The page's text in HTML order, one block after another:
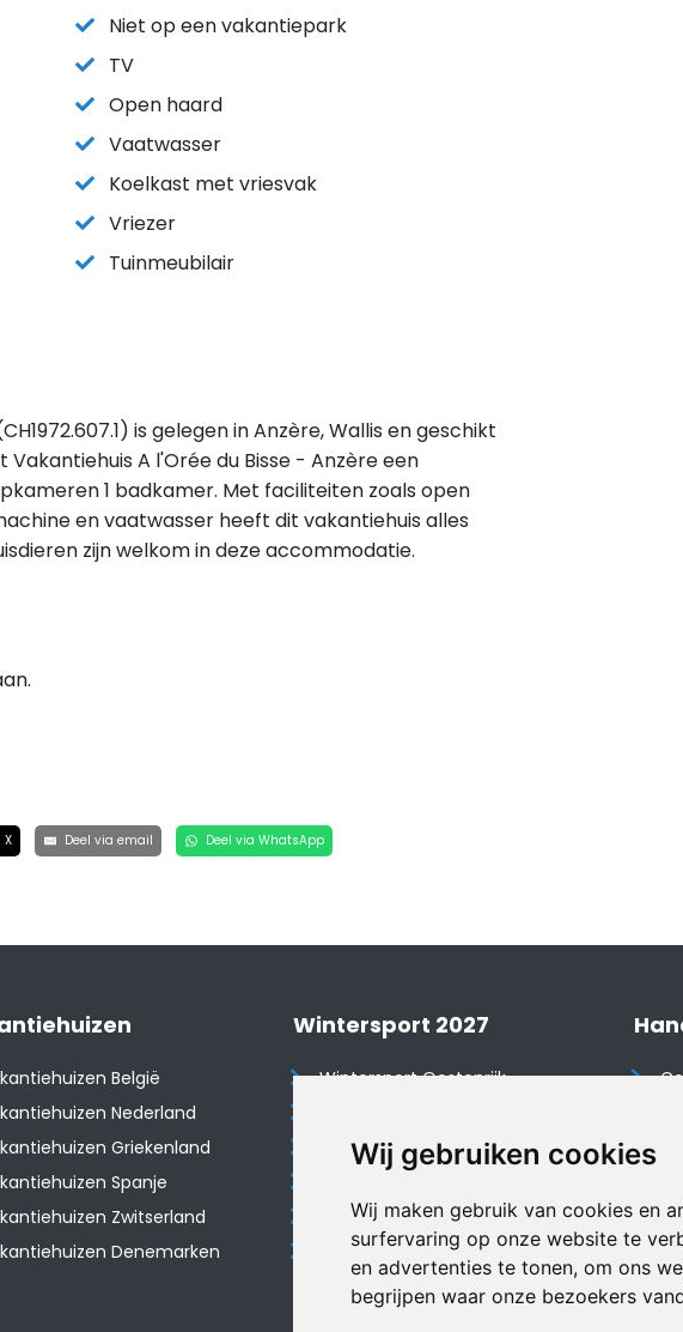
Wij gebruiken cookies
Wij maken gebruik van cookies en
surfervaring op onze website te
en advertenties te tonen, om ons
begrijpen waar onze bezoekers
Niet op een vakantiepark
TV
Open haard
Vaatwasser
Koelkast met vriesvak
Vriezer
Tuinmeubilair
is gelegen in Anzère, Wallis en geschikt
A l'Orée du Bisse - Anzère een
1 badkamer. Met faciliteiten zoals open
en vaatwasser heeft dit vakantiehuis alles
zijn welkom in deze accommodatie.
X Deel via email Deel via WhatsApp
België
Nederland
Griekenland
Spanje
Zwitserland
Denemarken
Wintersport 2027
Wintersport Oostenrijk
Wintersport Tsjechië
Wintersport Duitsland
Wintersport Italië